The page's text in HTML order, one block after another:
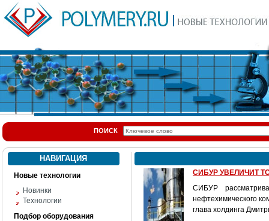
ПОИСК
НАВИГАЦИЯ
Новые технологии
Новинки
Технологии
Подбор оборудования
СИБУР УВЕЛИЧИТ
СИБУР
нефтехимического
глава холдинга